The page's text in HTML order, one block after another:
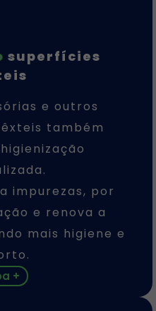
superfícies
e outros
também
impurezas, por
e renova a
mais higiene e
+